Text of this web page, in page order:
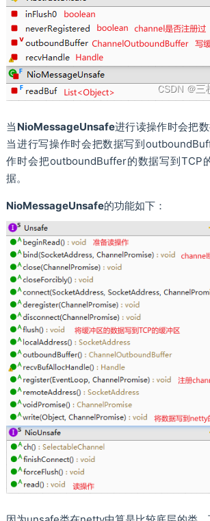
当 NioMessageUnsafe进行读操作时会把
当进行写操作时会把数据写到
作时会把outboundBuffer的数据写到TCP
据。
NioMessageUnsafe的功能如下：